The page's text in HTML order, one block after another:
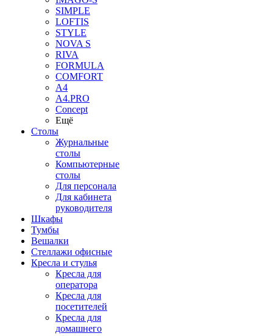
SIMPLE
LOFTIS
STYLE
NOVA S
RIVA
FORMULA
COMFORT
A4
A4.PRO
Concept
Ещё
Столы
Журнальные
столы
Компьютерные
столы
Для персонала
Для кабинета
руководителя
Шкафы
Тумбы
Вешалки
Стеллажи офисные
Кресла и стулья
Кресла для
оператора
Кресла для
посетителей
Кресла для
домашнего